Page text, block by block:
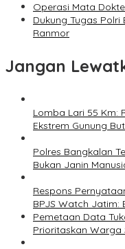
Operasi Mata
Dukung Tugas
Ranmor
Jangan
Lomba Lari 55 Km:
Ekstrem Gunung
Polres Bangkalan
Bukan Janin
Respons
BPJS Watch Jatim:
Pemetaan Data
Prioritaskan